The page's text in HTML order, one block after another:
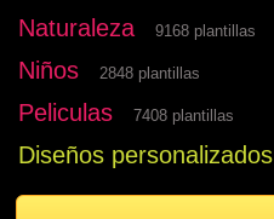
Naturaleza 9168 plantillas
Niños 2848 plantillas
Peliculas 7408 plantillas
Diseños personalizados